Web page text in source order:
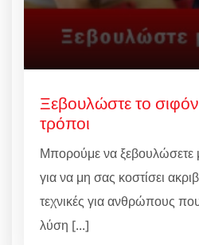
Ξεβουλώστε το
τρόποι
Μπορούμε να ξεβουλώσετε
για να μη σας κοστίσει
τεχνικές για ανθρώπους
λύση [...]